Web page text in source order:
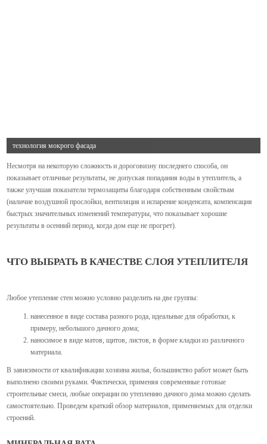
технология мокрого фасада
Несмотря на некоторую сложность и дороговизну последнего способа, он
показывает отличные результаты, не допуская попадания воды в утеплитель, а
также улучшая показатели термозащиты благодаря собственным свойствам
(наличие воздушной прослойки, вентиляция и испарение конденсата, компенсация
быстрых значительных изменений температуры, что показывает хорошие
результаты в осенний период, когда дом еще не прогрет).
ЧТО ВЫБРАТЬ В КАЧЕСТВЕ СЛОЯ УТЕПЛИТЕЛЯ
Любое утепление стен можно условно разделить на две группы:
нанесенное в виде состава разного рода, идеальные для обработки, к
примеру, небольшого дачного дома;
наносимое в виде матов, щитов, листов, в форме кладки из различного
материала.
В зависимости от квалификации хозяина жилья, большинство работ может быть
выполнено своими руками. Фактически, применяя современные готовые
строительные смеси, любые операции по утеплению дачного дома можно сделать
самостоятельно. Проведем краткий обзор материалов, применяемых для отделки
строений.